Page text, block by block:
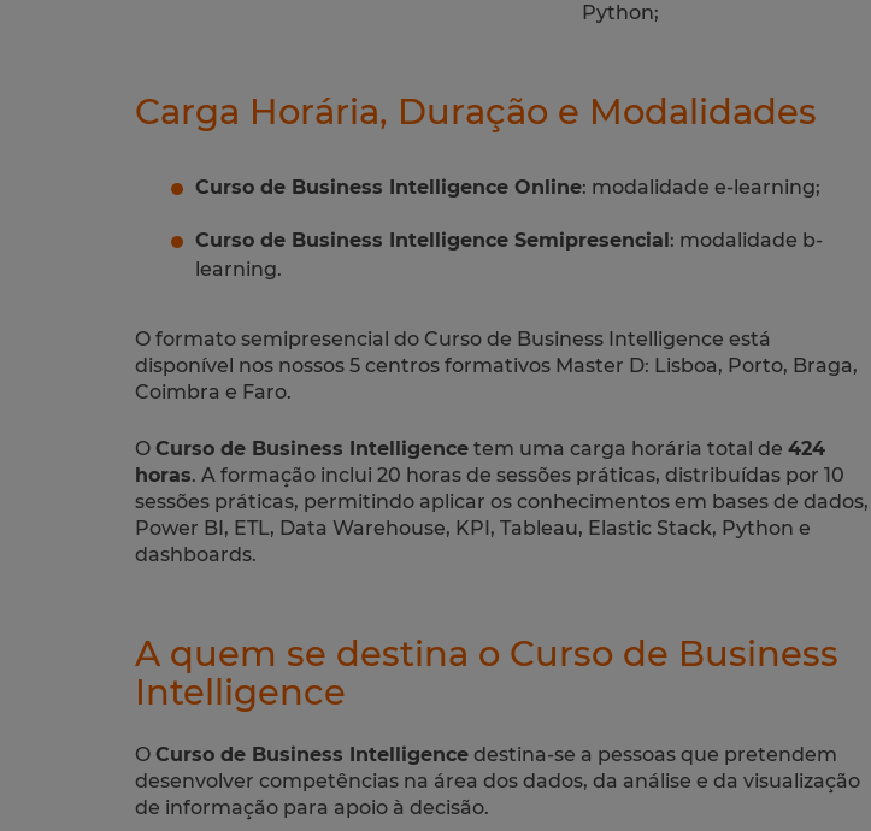
Python;
Carga Horária, Duração e Modalidades
Curso de Business Intelligence Online: modalidade e-learning;
Curso de Business Intelligence Semipresencial : modalidade b-
learning.
O formato semipresencial do Curso de Business Intelligence está
disponível nos nossos 5 centros formativos Master D: Lisboa, Porto, Braga,
Coimbra e Faro.
O Curso de Business Intelligence tem uma carga horária total de 424
horas. A formação inclui 20 horas de sessões práticas, distribuídas por 10
sessões práticas, permitindo aplicar os conhecimentos em bases de dados,
Power BI, ETL, Data Warehouse, KPI, Tableau, Elastic Stack, Python e
dashboards.
A quem se destina o Curso de Business
Intelligence
O Curso de Business Intelligence destina-se a pessoas que pretendem
desenvolver competências na área dos dados, da análise e da visualização
de informação para apoio à decisão.